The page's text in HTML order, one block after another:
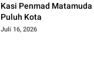
Kasi Penmad Matamuda
Puluh Kota
Juli 16, 2026